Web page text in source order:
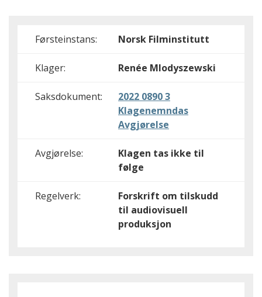
Førsteinstans: Norsk Filminstitutt
Klager: Renée Mlodyszewski
Saksdokument:
2022 0890 3
Klagenemndas
Avgjørelse
Avgjørelse:
Klagen tas ikke til
følge
Regelverk:
Forskrift om tilskudd
til audiovisuell
produksjon